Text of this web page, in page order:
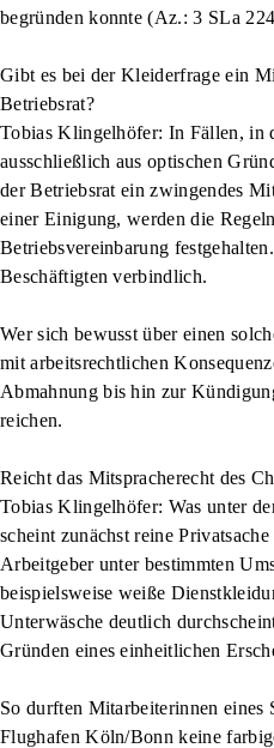
begründen konnte (Az.: 3 SLa
Gibt es bei der Kleiderfrage ein
Betriebsrat?
Tobias Klingelhöfer: In Fällen, in
ausschließlich aus optischen
der Betriebsrat ein zwingendes
einer Einigung, werden die
Betriebsvereinbarung
Beschäftigten verbindlich.
Wer sich bewusst über einen
mit arbeitsrechtlichen
Abmahnung bis hin zur
reichen.
Reicht das Mitspracherecht des
Tobias Klingelhöfer: Was unter
scheint zunächst reine
Arbeitgeber unter bestimmten
beispielsweise weiße
Unterwäsche deutlich
Gründen eines einheitlichen
So durften Mitarbeiterinnen eines
Flughafen Köln/Bonn keine